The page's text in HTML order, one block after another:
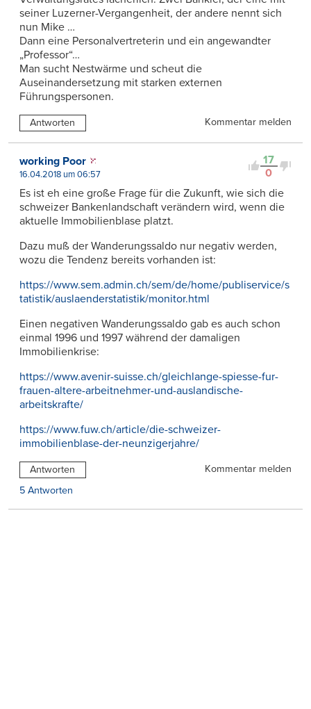
seiner Luzerner-Vergangenheit, der andere nennt sich
nun Mike …
Dann eine Personalvertreterin und ein angewandter
„Professor“…
Man sucht Nestwärme und scheut die
Auseinandersetzung mit starken externen
Führungspersonen.
Antworten Kommentar melden
17
0
working Poor
16.04.2018 um 06:57
Es ist eh eine große Frage für die Zukunft, wie sich die
schweizer Bankenlandschaft verändern wird, wenn die
aktuelle Immobilienblase platzt.
Dazu muß der Wanderungssaldo nur negativ werden,
wozu die Tendenz bereits vorhanden ist:
https://www.sem.admin.ch/sem/de/home/publiservice/s
tatistik/auslaenderstatistik/monitor.html
Einen negativen Wanderungssaldo gab es auch schon
einmal 1996 und 1997 während der damaligen
Immobilienkrise:
https://www.avenir-suisse.ch/gleichlange-spiesse-fur-
frauen-altere-arbeitnehmer-und-auslandische-
arbeitskrafte/
https://www.fuw.ch/article/die-schweizer-
immobilienblase-der-neunzigerjahre/
Antworten
Kommentar melden
5 Antworten